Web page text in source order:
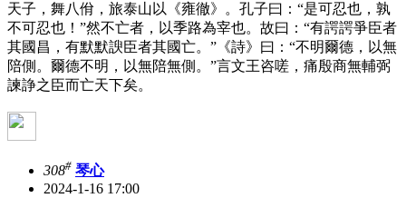
天子，舞八佾，旅泰山以《雍徹》。孔子曰：“是可忍也，孰
不可忍也！”然不亡者，以季路為宰也。故曰：“有諤諤爭臣者
其國昌，有默默諛臣者其國亡。”《詩》曰：“不明爾德，以無
陪側。爾德不明，以無陪無側。”言文王咨嗟，痛殷商無輔弼
諫諍之臣而亡天下矣。
308# 琴心
2024-1-16 17:00